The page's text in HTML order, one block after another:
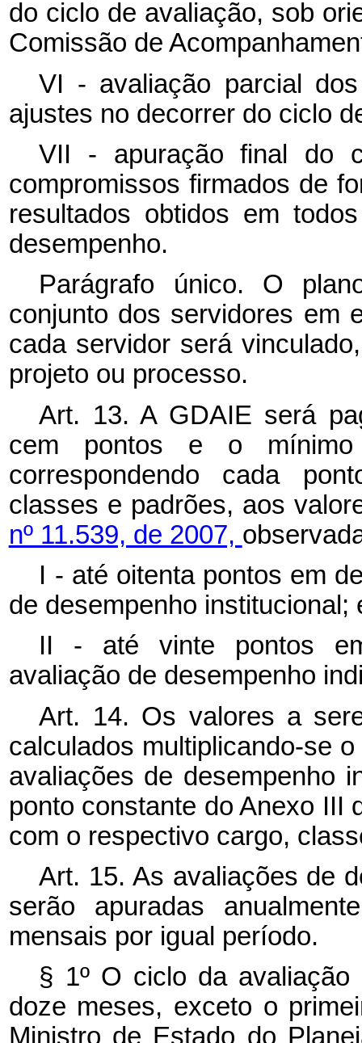
do ciclo de avaliação, sob
Comissão de
VI - avaliação parcial
ajustes no decorrer do ciclo
VII - apuração final do
compromissos firmados de
resultados obtidos em
desempenho.
Parágrafo único. O
conjunto dos servidores em
cada servidor será
projeto ou processo.
Art. 13. A GDAIE será
cem pontos e o
correspondendo cada
classes e padrões, aos
nº 11.539, de 2007,
I - até oitenta pontos em
de desempenho institucional;
II - até vinte pontos
avaliação de desempenho
Art. 14. Os valores a
calculados multiplicando-se
avaliações de desempenho
ponto constante do Anexo III
com o respectivo cargo,
Art. 15. As avaliações de
serão apuradas
mensais por igual período.
§ 1º O ciclo da
doze meses, exceto o
Ministro de Estado do